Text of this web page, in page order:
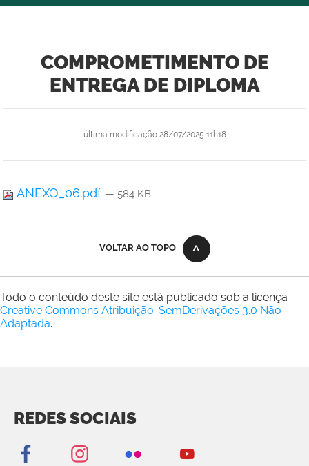
COMPROMETIMENTO DE
ENTREGA DE DIPLOMA
última modificação28/07/2025 11h18
ANEXO_06.pdf — 584 KB
VOLTAR AO TOPO
Todo o conteúdo deste site está publicado sob a licença
Creative Commons Atribuição-SemDerivações 3.0 Não
Adaptada.
REDES SOCIAIS